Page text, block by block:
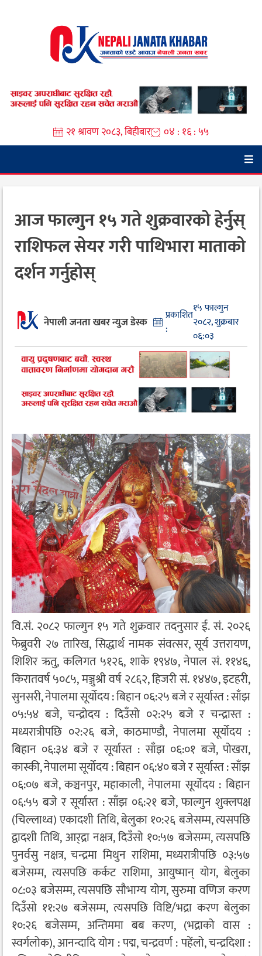
२१ श्रावण २०८३, बिहीबार ०४ : १६ : ५६
आज फाल्गुन १५ गते शुक्रवारको हेर्नुस्
राशिफल सेयर गरी पाथिभारा माताको
दर्शन गर्नुहोस्
नेपाली जनता खबर न्युज डेस्क
प्रकाशित
:
१५ फाल्गुन
२०८२, शुक्रबार
०६:०३
वि.सं. २०८२ फाल्गुन १५ गते शुक्रवार तदनुसार ई. सं. २०२६
फेब्रुवरी २७ तारिख, सिद्धार्थ नामक संवत्सर, सूर्य उत्तरायण,
शिशिर ऋतु, कलिगत ५१२६, शाके १९४७, नेपाल सं. ११४६,
किरातवर्ष ५०८५, मञ्जुश्री वर्ष २८६२, हिजरी सं. १४४७, इटहरी,
सुनसरी, नेपालमा सूर्योदय : बिहान ०६:२५ बजे र सूर्यास्त : साँझ
०५:५४ बजे, चन्द्रोदय : दिउँसो ०२:२५ बजे र चन्द्रास्त :
मध्यरात्रीपछि ०२:२६ बजे, काठमाण्डौ, नेपालमा सूर्योदय :
बिहान ०६:३४ बजे र सूर्यास्त : साँझ ०६:०१ बजे, पोखरा,
कास्की, नेपालमा सूर्योदय : बिहान ०६:४० बजे र सूर्यास्त : साँझ
०६:०७ बजे, कञ्चनपुर, महाकाली, नेपालमा सूर्योदय : बिहान
०६:५५ बजे र सूर्यास्त : साँझ ०६:२१ बजे, फाल्गुन शुक्लपक्ष
(चिल्लाथ्व) एकादशी तिथि, बेलुका १०:२६ बजेसम्म, त्यसपछि
द्वादशी तिथि, आर्‌द्रा नक्षत्र, दिउँसो १०:५७ बजेसम्म, त्यसपछि
पुनर्वसु नक्षत्र, चन्द्रमा मिथुन राशिमा, मध्यरात्रीपछि ०३:५७
बजेसम्म, त्यसपछि कर्कट राशिमा, आयुष्मान् योग, बेलुका
०८:०३ बजेसम्म, त्यसपछि सौभाग्य योग, सुरुमा वणिज करण
दिउँसो ११:२७ बजेसम्म, त्यसपछि विष्टि/भद्रा करण बेलुका
१०:२६ बजेसम्म, अन्तिममा बब करण, (भद्राको वास :
स्वर्गलोक), आनन्दादि योग : पद्म, चन्द्रवर्ण : पहेंलो, चन्द्रदिशा :